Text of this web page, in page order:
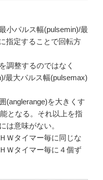
小パルス幅(pulsemin)/最
指定することで回転方
調整するのではなく
最大パルス幅(pulsemax)
(anglerange)を大きくす
となる。それ以上を指
は意味がない。
Ｗタイマー毎に同じな
Ｗタイマー毎に４個ず